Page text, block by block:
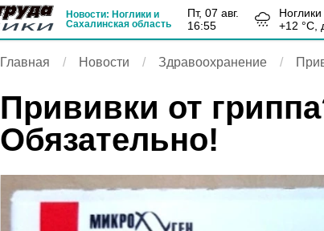
Новости: Ноглики и
Сахалинская область
пт, 07 авг.
16:55
Ноглики
+12 °С,
Главная Новости Здравоохранение
Прививки от
Обязательно!